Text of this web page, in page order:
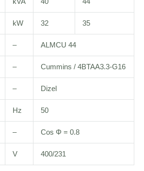
kW 32 35
– ALMCU 44
– Cummins / 4BTAA3.3-G16
– Dizel
Hz 50
– Cos Φ = 0.8
V 400/231